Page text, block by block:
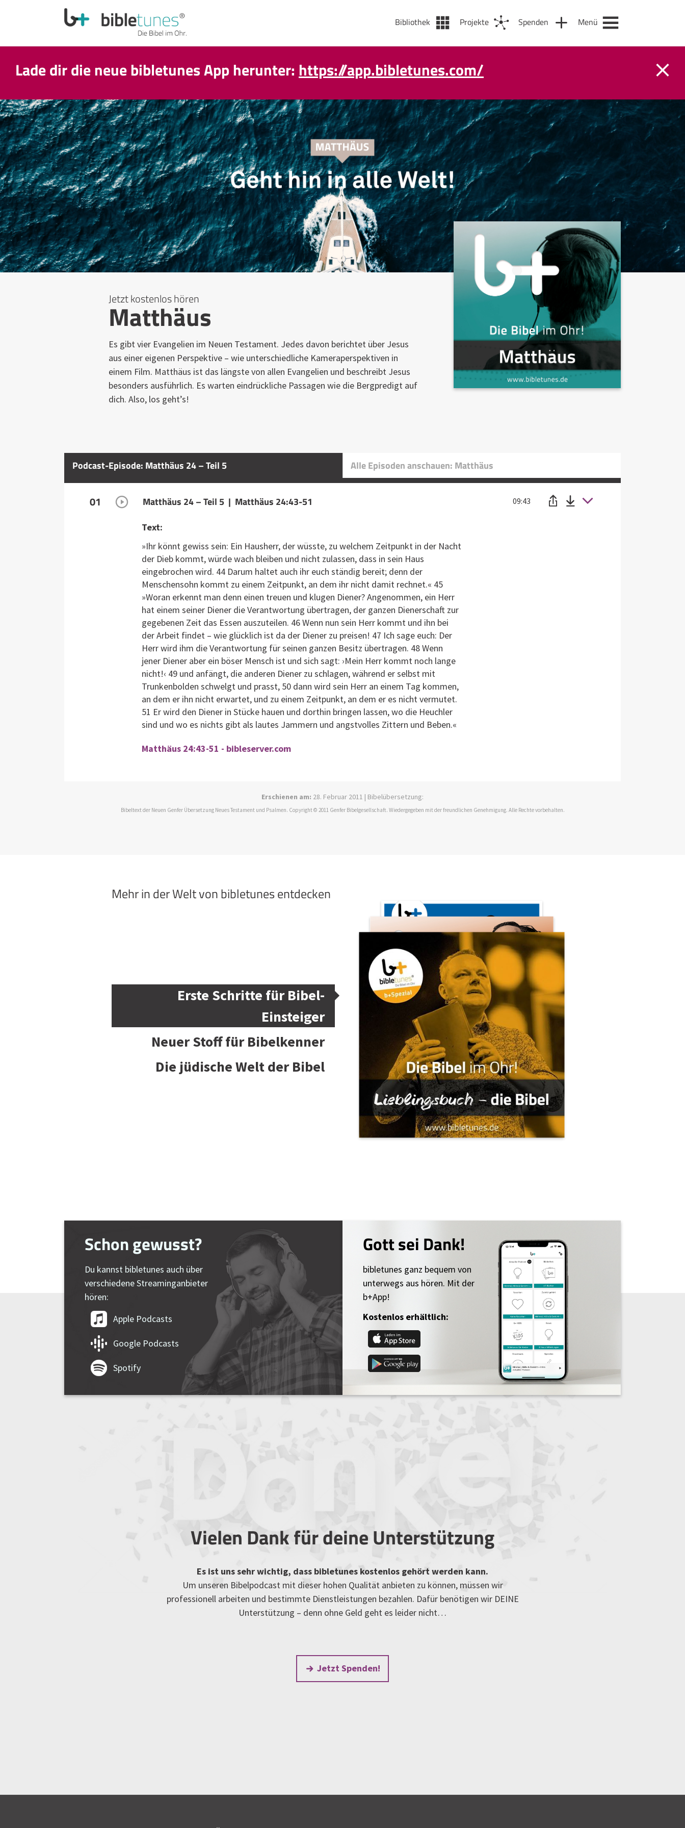
Bibliothek Projekte Spenden Menü
Lade dir die neue bibletunes App herunter: https://app.bibletunes.com/
Jetzt kostenlos hören
Matthäus
Es gibt vier Evangelien im Neuen Testament. Jedes davon berichtet über Jesus
aus einer eigenen Perspektive – wie unterschiedliche Kameraperspektiven in
einem Film. Matthäus ist das längste von allen Evangelien und beschreibt Jesus
besonders ausführlich. Es warten eindrückliche Passagen wie die Bergpredigt auf
dich. Also, los geht’s!
Podcast-Episode: Matthäus 24 – Teil 5 Alle Episoden anschauen: Matthäus
01 Matthäus 24 – Teil 5 | Matthäus 24:43-51 09:43
Text:
»Ihr könnt gewiss sein: Ein Hausherr, der wüsste, zu welchem Zeitpunkt in der Nacht
der Dieb kommt, würde wach bleiben und nicht zulassen, dass in sein Haus
eingebrochen wird. 44 Darum haltet auch ihr euch ständig bereit; denn der
Menschensohn kommt zu einem Zeitpunkt, an dem ihr nicht damit rechnet.« 45
»Woran erkennt man denn einen treuen und klugen Diener? Angenommen, ein Herr
hat einem seiner Diener die Verantwortung übertragen, der ganzen Dienerschaft zur
gegebenen Zeit das Essen auszuteilen. 46 Wenn nun sein Herr kommt und ihn bei
der Arbeit findet – wie glücklich ist da der Diener zu preisen! 47 Ich sage euch: Der
Herr wird ihm die Verantwortung für seinen ganzen Besitz übertragen. 48 Wenn
jener Diener aber ein böser Mensch ist und sich sagt: ›Mein Herr kommt noch lange
nicht!‹ 49 und anfängt, die anderen Diener zu schlagen, während er selbst mit
Trunkenbolden schwelgt und prasst, 50 dann wird sein Herr an einem Tag kommen,
an dem er ihn nicht erwartet, und zu einem Zeitpunkt, an dem er es nicht vermutet.
51 Er wird den Diener in Stücke hauen und dorthin bringen lassen, wo die Heuchler
sind und wo es nichts gibt als lautes Jammern und angstvolles Zittern und Beben.«
Matthäus 24:43-51 - bibleserver.com
Erschienen am: 28. Februar 2011 | Bibelübersetzung:
Bibeltext der Neuen Genfer Übersetzung Neues Testament und Psalmen. Copyright © 2011 Genfer Bibelgesellschaft. Wiedergegeben mit der freundlichen Genehmigung. Alle Rechte vorbehalten.
Mehr in der Welt von bibletunes entdecken
Erste Schritte für Bibel-
Einsteiger
Neuer Stoff für Bibelkenner
Die jüdische Welt der Bibel
Schon gewusst?
Du kannst bibletunes auch über
verschiedene Streaminganbieter
hören:
Apple Podcasts
Google Podcasts
Spotify
Gott sei Dank!
bibletunes ganz bequem von
unterwegs aus hören. Mit der
b+App!
Kostenlos erhältlich:
Vielen Dank für deine Unterstützung
Es ist uns sehr wichtig, dass bibletunes kostenlos gehört werden kann.
Um unseren Bibelpodcast mit dieser hohen Qualität anbieten zu können, müssen wir
professionell arbeiten und bestimmte Dienstleistungen bezahlen. Dafür benötigen wir DEINE
Unterstützung – denn ohne Geld geht es leider nicht…
Jetzt Spenden!